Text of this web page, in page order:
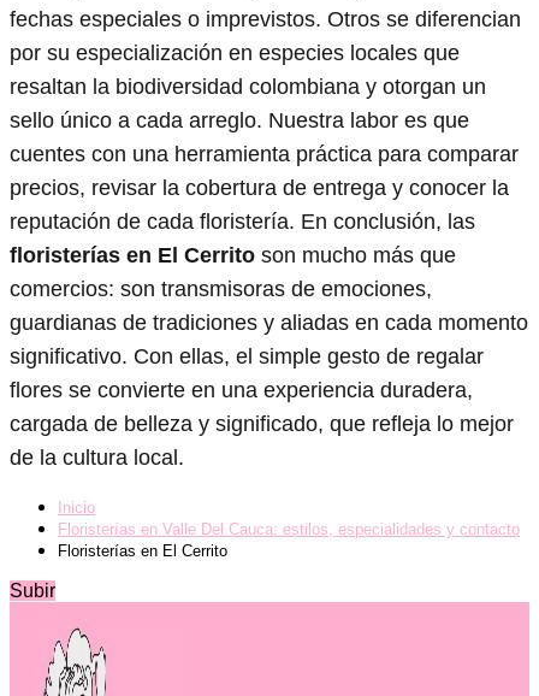
fechas especiales o imprevistos. Otros se diferencian
por su especialización en especies locales que
resaltan la biodiversidad colombiana y otorgan un
sello único a cada arreglo. Nuestra labor es que
cuentes con una herramienta práctica para comparar
precios, revisar la cobertura de entrega y conocer la
reputación de cada floristería. En conclusión, las
floristerías en El Cerrito son mucho más que
comercios: son transmisoras de emociones,
guardianas de tradiciones y aliadas en cada momento
significativo. Con ellas, el simple gesto de regalar
flores se convierte en una experiencia duradera,
cargada de belleza y significado, que refleja lo mejor
de la cultura local.
Inicio
Floristerías en Valle Del Cauca: estilos, especialidades y contacto
Floristerías en El Cerrito
Subir